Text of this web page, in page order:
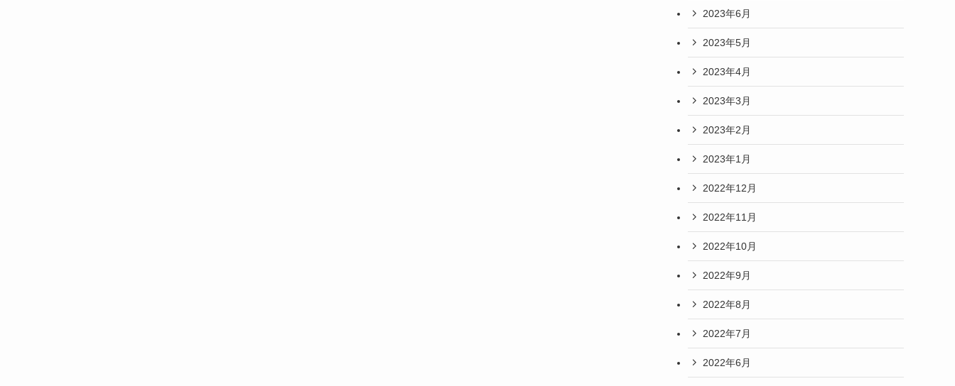
2023年6月
2023年5月
2023年4月
2023年3月
2023年2月
2023年1月
2022年12月
2022年11月
2022年10月
2022年9月
2022年8月
2022年7月
2022年6月